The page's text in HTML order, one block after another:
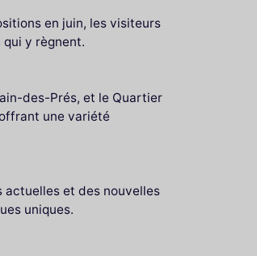
en juin, les visiteurs
y règnent.
des-Prés, et le Quartier
une variété
actuelles et des nouvelles
uniques.